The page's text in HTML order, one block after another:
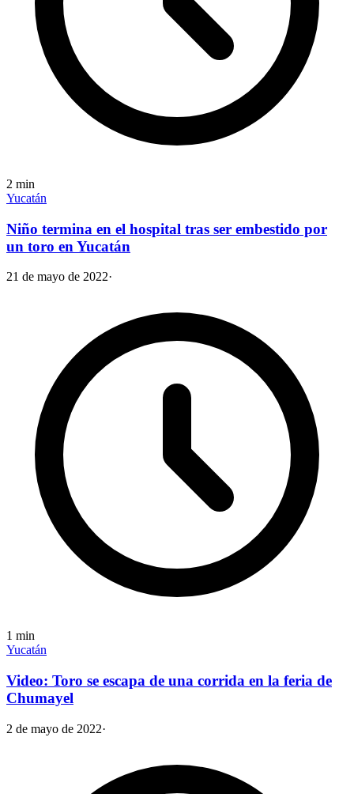
2 min
Yucatán
Niño termina en el hospital tras ser embestido por
un toro en Yucatán
21 de mayo de 2022·
1 min
Yucatán
Video: Toro se escapa de una corrida en la feria de
Chumayel
2 de mayo de 2022·